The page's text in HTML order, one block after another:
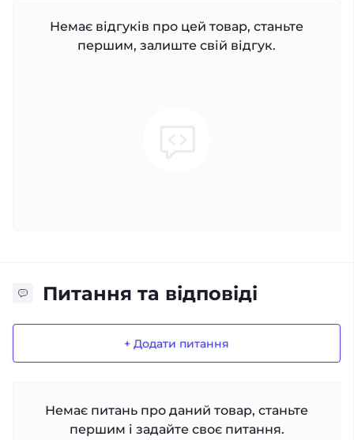
Немає відгуків про цей товар, станьте
першим, залиште свій відгук.
Питання та відповіді
+ Додати питання
Немає питань про даний товар, станьте
першим і задайте своє питання.